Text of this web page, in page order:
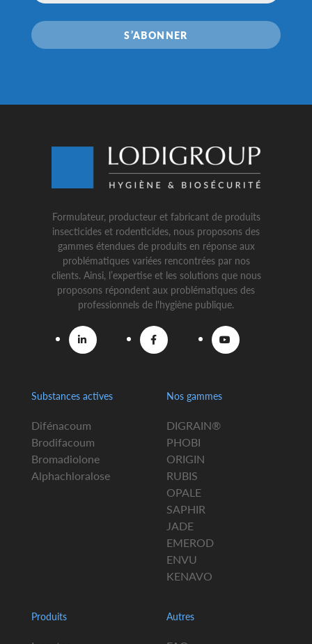
S’ABONNER
Formulateur, producteur et fabricant de produits
insecticides et rodenticides, nous proposons des
gammes étendues de produits en réponse aux
problématiques variées rencontrées par nos
clients. Ainsi, l’expertise et les solutions que nous
proposons répondent aux problématiques des
professionnels de l'hygiène publique.
Substances actives
Difénacoum
Brodifacoum
Bromadiolone
Alphachloralose
Nos gammes
DIGRAIN®
PHOBI
ORIGIN
RUBIS
OPALE
SAPHIR
JADE
EMEROD
ENVU
KENAVO
Produits Autres